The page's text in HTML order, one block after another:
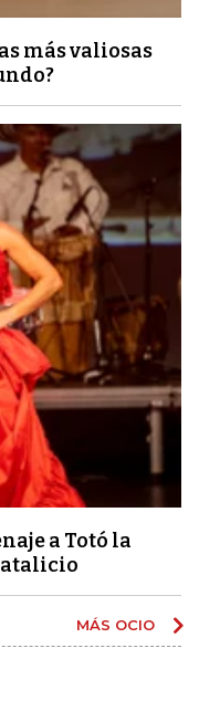
más valiosas
a Totó la
MÁS OCIO